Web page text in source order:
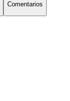
Comentarios